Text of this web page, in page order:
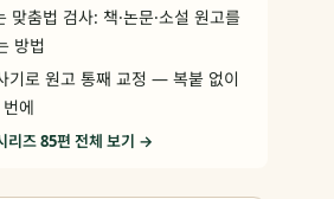
맞춤법 검사: 책·논문·소설 원고를
방법
기로 원고 통째 교정 — 복붙 없이
에
리즈 85편 전체 보기 →